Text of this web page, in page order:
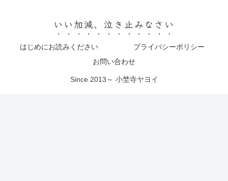
いい加減、泣き止みなさい
はじめにお読みください
プライバシーポリシー
お問い合わせ
Since 2013～ 小埜寺ヤヨイ